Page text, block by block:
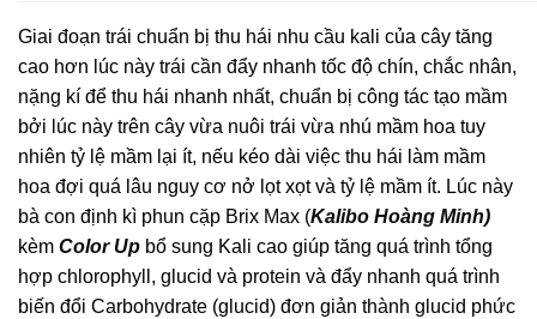
Giai đoạn trái chuẩn bị thu hái nhu cầu kali của cây tăng
cao hơn lúc này trái cần đẩy nhanh tốc độ chín, chắc nhân,
nặng kí để thu hái nhanh nhất, chuẩn bị công tác tạo mầm
bởi lúc này trên cây vừa nuôi trái vừa nhú mầm hoa tuy
nhiên tỷ lệ mầm lại ít, nếu kéo dài việc thu hái làm mầm
hoa đợi quá lâu nguy cơ nở lọt xọt và tỷ lệ mầm ít. Lúc này
bà con định kì phun cặp Brix Max (Kalibo Hoàng Minh)
kèm Color Up bổ sung Kali cao giúp tăng quá trình tổng
hợp chlorophyll, glucid và protein và đẩy nhanh quá trình
biến đổi Carbohydrate (glucid) đơn giản thành glucid phức